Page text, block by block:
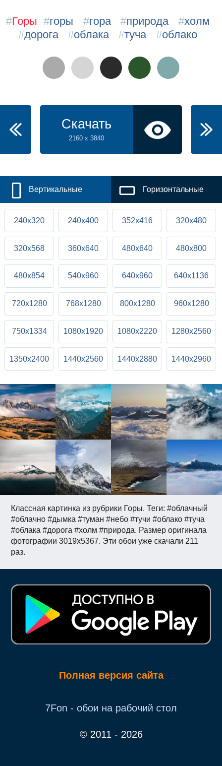
Классная картинка из рубрики Горы. Теги: #облачный
#облачно #дымка #туман #небо #тучи #облако #туча
#облака #дорога #холм #природа. Размер оригинала
фотографии 3019x5367. Эти обои уже скачали 211
раз.
#Горы #горы #гора #природа #холм
#дорога #облака #туча #облако
Скачать
2160 x 3840
Вертикальные Горизонтальные
240x320 240x400 352x416 320x480
320x568 360x640 480x640 480x800
480x854 540x960 640x960 640x1136
720x1280 768x1280 800x1280 960x1280
750x1334 1080x1920 1080x2220 1280x2560
1350x2400 1440x2560 1440x2880 1440x2960
Полная версия сайта
7Fon - обои на рабочий стол
© 2011 - 2026